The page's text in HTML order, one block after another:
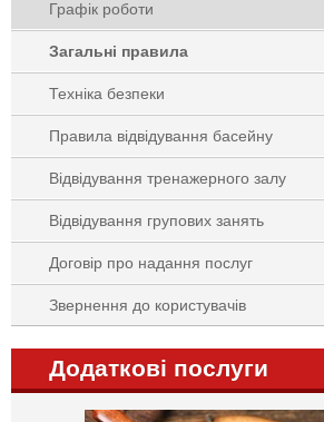
Графік роботи
Загальні правила
Техніка безпеки
Правила відвідування басейну
Відвідування тренажерного залу
Відвідування групових занять
Договір про надання послуг
Звернення до користувачів
Додаткові послуги